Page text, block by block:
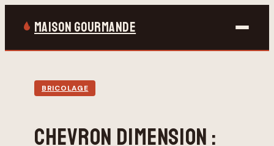
MAISON GOURMANDE
Bricolage
Jardinage
BRICOLAGE
CHEVRON DIMENSION :